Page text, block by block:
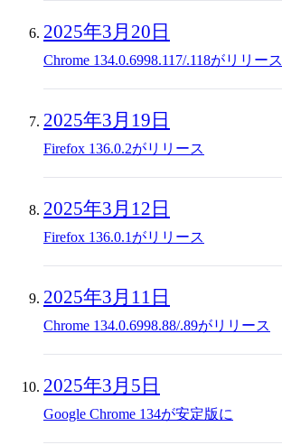
2025年3月20日
Chrome 134.0.6998.117/.118がリリース
2025年3月19日
Firefox 136.0.2がリリース
2025年3月12日
Firefox 136.0.1がリリース
2025年3月11日
Chrome 134.0.6998.88/.89がリリース
2025年3月5日
Google Chrome 134が安定版に